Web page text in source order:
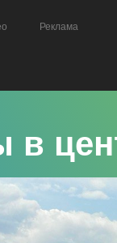
Реклама
в